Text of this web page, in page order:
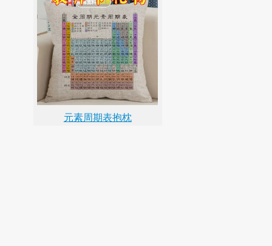
元素周期表抱枕